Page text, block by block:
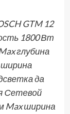
GTM 12
1800 Вт
глубина
ширина
да
Сетевой
Max ширина